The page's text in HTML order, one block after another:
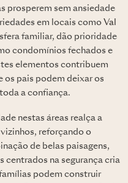
prosperem sem ansiedade
em locais como Val
familiar, dão prioridade
condomínios fechados e
elementos contribuem
os pais podem deixar os
a confiança.
nestas áreas realça a
reforçando o
de belas paisagens,
centrados na segurança cria
podem construir